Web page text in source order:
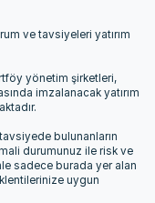
ve tavsiyeleri yatırım
yönetim şirketleri,
imzalanacak yatırım
bulunanların
durumunuz ile risk ve
sadece burada yer alan
uygun